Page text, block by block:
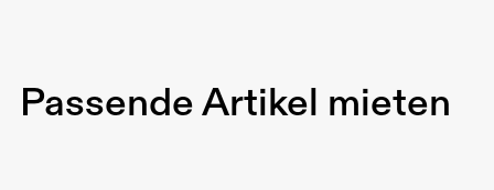
Passende Artikel mieten